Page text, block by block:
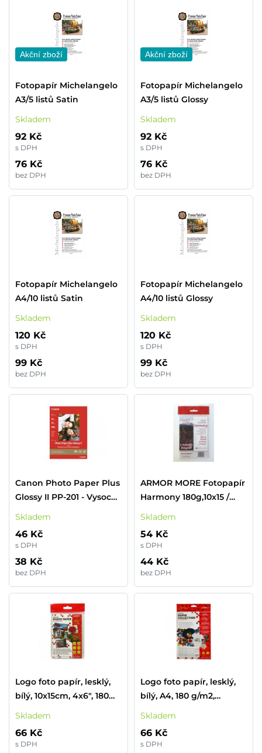
Akční zboží
Fotopapír Michelangelo
A3/5 listů Satin
Skladem
92 Kč
s DPH
76 Kč
bez DPH
Akční zboží
Fotopapír Michelangelo
A3/5 listů Glossy
Skladem
92 Kč
s DPH
76 Kč
bez DPH
Fotopapír Michelangelo
A4/10 listů Satin
Skladem
120 Kč
s DPH
99 Kč
bez DPH
Fotopapír Michelangelo
A4/10 listů Glossy
Skladem
120 Kč
s DPH
99 Kč
bez DPH
Canon Photo Paper Plus
Glossy II PP-201 - Vysoce
lesklý - 270 mikronů -
- 5 listy fotografický
iP2600, iP2700, iP3500,
MP220, MP520, MX7600,
MX850, TS7450
Skladem
46 Kč
s DPH
38 Kč
bez DPH
ARMOR MORE Fotopapír
Harmony 180g,10x15 /
matt, 20 listů, photo
Skladem
54 Kč
s DPH
44 Kč
bez DPH
Logo foto papír, lesklý,
bílý, 10x15cm, 4x6", 180
g/m2, 1440dpi, 20 ks,
Skladem
66 Kč
s DPH
Logo foto papír, lesklý,
bílý, A4, 180 g/m2,
1440dpi, 10 ks, 20063,
Skladem
66 Kč
s DPH